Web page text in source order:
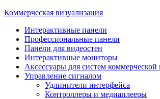
Коммерческая визуализация
Интерактивные панели
Профессиональные панели
Панели для видеостен
Интерактивные мониторы
Аксессуары для систем коммерческой
Управление сигналом
Удлинители интерфейса
Контроллеры и медиаплееры